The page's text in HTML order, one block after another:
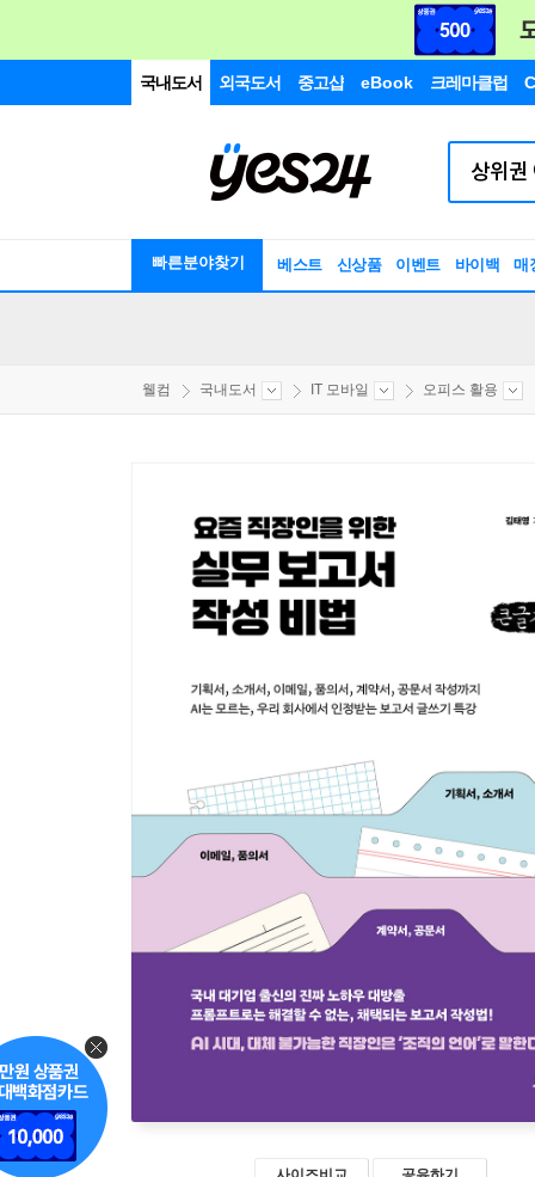
국내도서 외국도서 중고샵 eBook 크레마클럽
빠른분야찾기 베스트 신상품 이벤트 바이백 매
웰컴 국내도서 IT 모바일 오피스 활용